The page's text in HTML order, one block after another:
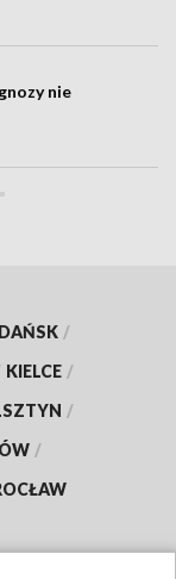
nie
/
KIELCE /
/
/